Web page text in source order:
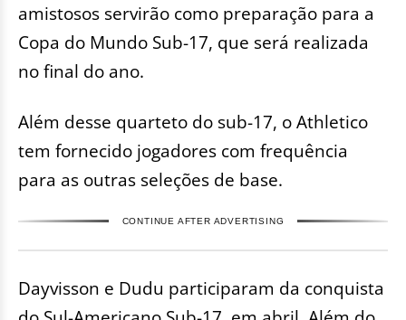
amistosos servirão como preparação para a
Copa do Mundo Sub-17, que será realizada
no final do ano.
Além desse quarteto do sub-17, o Athletico
tem fornecido jogadores com frequência
para as outras seleções de base.
CONTINUE AFTER ADVERTISING
Dayvisson e Dudu participaram da conquista